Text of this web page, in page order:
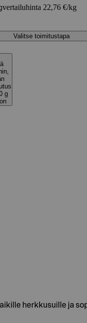
vertailuhinta 22,76 €/kg
Valitse toimitustapa
g
herkkusuille ja